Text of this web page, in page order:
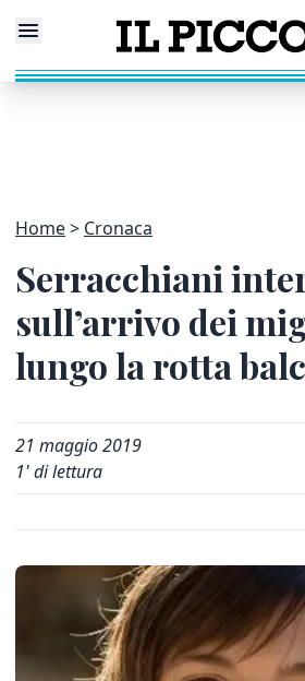
Home Cronaca
Serracchiani
sull’arrivo dei
lungo la rotta
21 maggio 2019
1' di lettura